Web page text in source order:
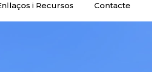
i Recursos Contacte